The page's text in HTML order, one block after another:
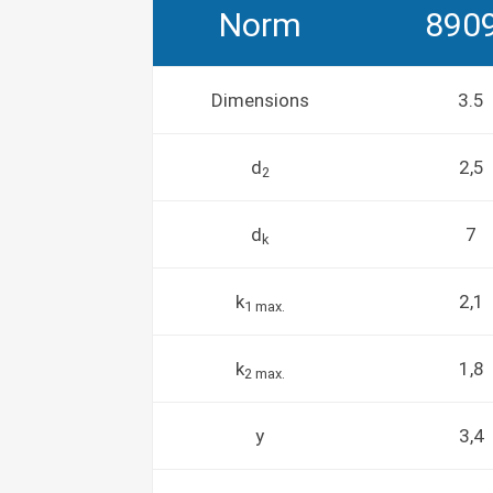
Norm
Dimensions 3.5
d2 2,5
dk 7
k1 max. 2,1
k2 max. 1,8
y 3,4